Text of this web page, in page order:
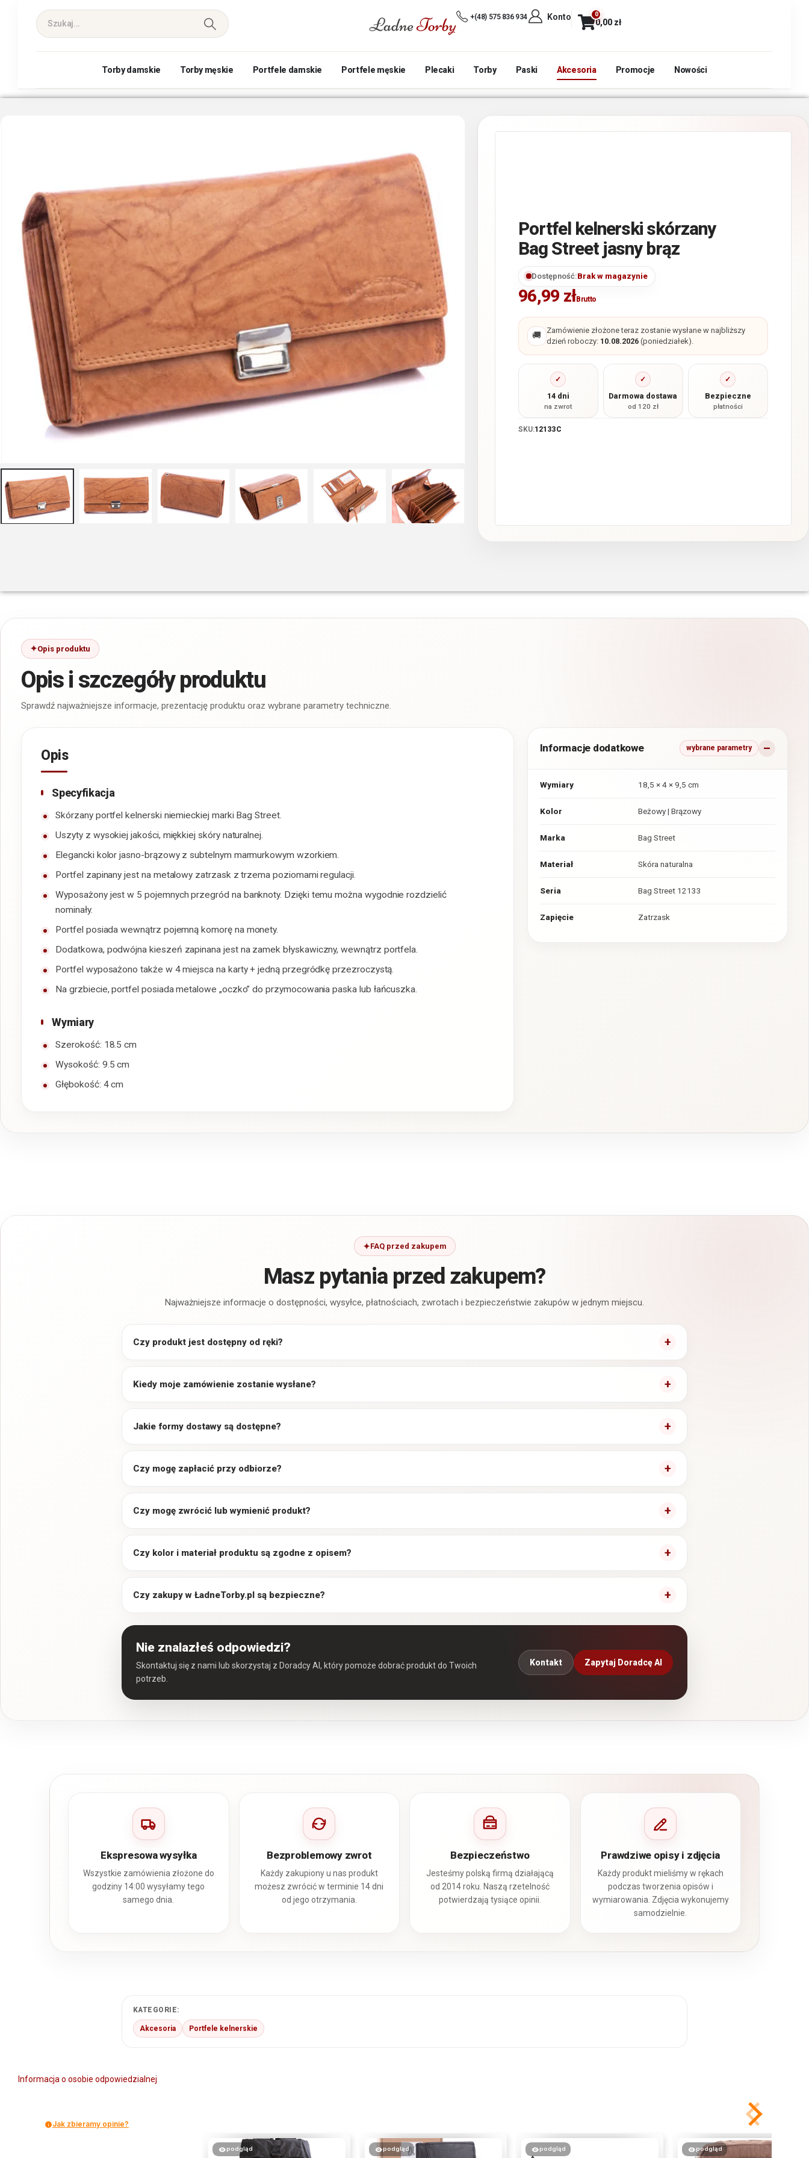
+(48) 575 836 934 Konto 0
0,00 zł
Torby damskie Torby męskie Portfele damskie Portfele męskie Plecaki Torby Paski Akcesoria Promocje Nowości
Portfel kelnerski skórzany
Bag Street jasny brąz
Dostępność:Brak w magazynie
96,99 złBrutto
🚚
Zamówienie złożone teraz zostanie wysłane w najbliższy
dzień roboczy: 10.08.2026(poniedziałek).
✓
14 dni
na zwrot
✓
Darmowa dostawa
od 120 zł
✓
Bezpieczne
płatności
SKU:12133C
Opis produktu
Opis i szczegóły produktu
Sprawdź najważniejsze informacje, prezentację produktu oraz wybrane parametry techniczne.
Opis
Specyfikacja
Skórzany portfel kelnerski niemieckiej marki Bag Street.
Uszyty z wysokiej jakości, miękkiej skóry naturalnej.
Elegancki kolor jasno-brązowy z subtelnym marmurkowym wzorkiem.
Portfel zapinany jest na metalowy zatrzask z trzema poziomami regulacji.
Wyposażony jest w 5 pojemnych przegród na banknoty. Dzięki temu można wygodnie rozdzielić
nominały.
Portfel posiada wewnątrz pojemną komorę na monety.
Dodatkowa, podwójna kieszeń zapinana jest na zamek błyskawiczny, wewnątrz portfela.
Portfel wyposażono także w 4 miejsca na karty + jedną przegródkę przezroczystą.
Na grzbiecie, portfel posiada metalowe „oczko” do przymocowania paska lub łańcuszka.
Wymiary
Szerokość: 18.5 cm
Wysokość: 9.5 cm
Głębokość: 4 cm
Informacje dodatkowe wybrane parametry
Wymiary 18,5 × 4 × 9,5 cm
Kolor Beżowy | Brązowy
Marka Bag Street
Materiał Skóra naturalna
Seria Bag Street 12133
Zapięcie Zatrzask
FAQ przed zakupem
Masz pytania przed zakupem?
Najważniejsze informacje o dostępności, wysyłce, płatnościach, zwrotach i bezpieczeństwie zakupów w jednym miejscu.
Czy produkt jest dostępny od ręki?
Kiedy moje zamówienie zostanie wysłane?
Jakie formy dostawy są dostępne?
Czy mogę zapłacić przy odbiorze?
Czy mogę zwrócić lub wymienić produkt?
Czy kolor i materiał produktu są zgodne z opisem?
Czy zakupy w ŁadneTorby.pl są bezpieczne?
Nie znalazłeś odpowiedzi?
Skontaktuj się z nami lub skorzystaj z Doradcy AI, który pomoże dobrać produkt do Twoich
potrzeb.
Kontakt Zapytaj Doradcę AI
Ekspresowa wysyłka
Wszystkie zamówienia złożone do
godziny 14:00 wysyłamy tego
samego dnia.
Bezproblemowy zwrot
Każdy zakupiony u nas produkt
możesz zwrócić w terminie 14 dni
od jego otrzymania.
Bezpieczeństwo
Jesteśmy polską firmą działającą
od 2014 roku. Naszą rzetelność
potwierdzają tysiące opinii.
Prawdziwe opisy i zdjęcia
Każdy produkt mieliśmy w rękach
podczas tworzenia opisów i
wymiarowania. Zdjęcia wykonujemy
samodzielnie.
KATEGORIE:
Akcesoria Portfele kelnerskie
Informacja o osobie odpowiedzialnej
Jak zbieramy opinie?
podgląd podgląd podgląd podgląd